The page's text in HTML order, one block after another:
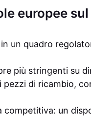
europee
un quadro
più stringenti su
pezzi di ricambio,
un